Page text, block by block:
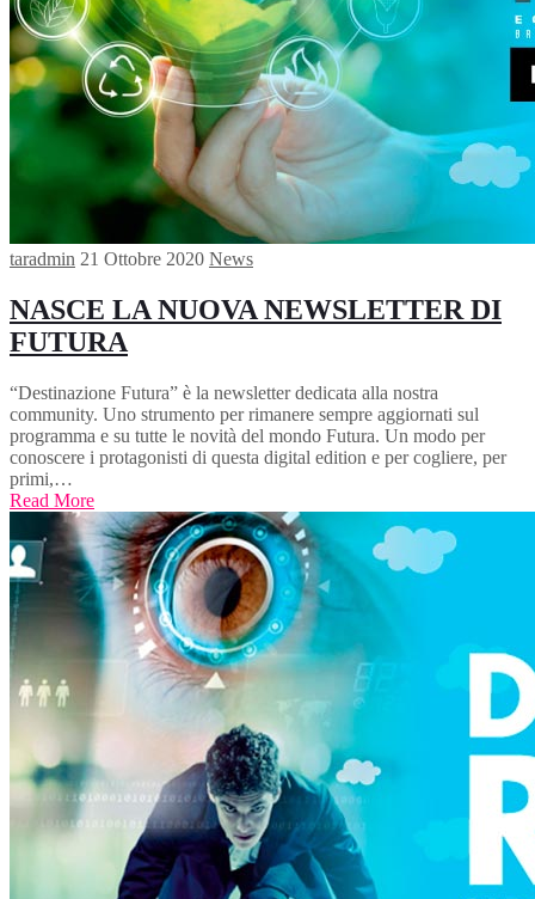
taradmin 21 Ottobre 2020 News
NASCE LA NUOVA NEWSLETTER DI
FUTURA
“Destinazione Futura” è la newsletter dedicata alla nostra
community. Uno strumento per rimanere sempre aggiornati sul
programma e su tutte le novità del mondo Futura. Un modo per
conoscere i protagonisti di questa digital edition e per cogliere, per
primi,…
Read More